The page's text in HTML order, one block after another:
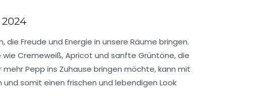
, die Freude und Energie in unsere Räume bringen.
wie Cremeweiß,Apricot und sanfte Grüntöne, die
Pepp ins Zuhause bringen möchte, kann mit
somit einen frischen und lebendigen Look